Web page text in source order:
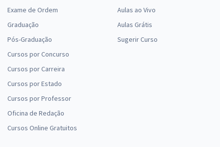
Exame de Ordem
Graduação
Pós-Graduação
Cursos por Concurso
Cursos por Carreira
Cursos por Estado
Cursos por Professor
Oficina de Redação
Cursos Online Gratuitos
Aulas ao Vivo
Aulas Grátis
Sugerir Curso